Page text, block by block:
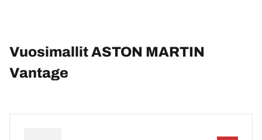
Vuosimallit ASTON MARTIN
Vantage